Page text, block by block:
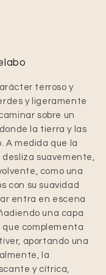
terroso y
y ligeramente
sobre un
la tierra y las
A medida que la
suavemente,
como una
con su suavidad
entra en escena
una capa
complementa
aportando una
la
y cítrica,